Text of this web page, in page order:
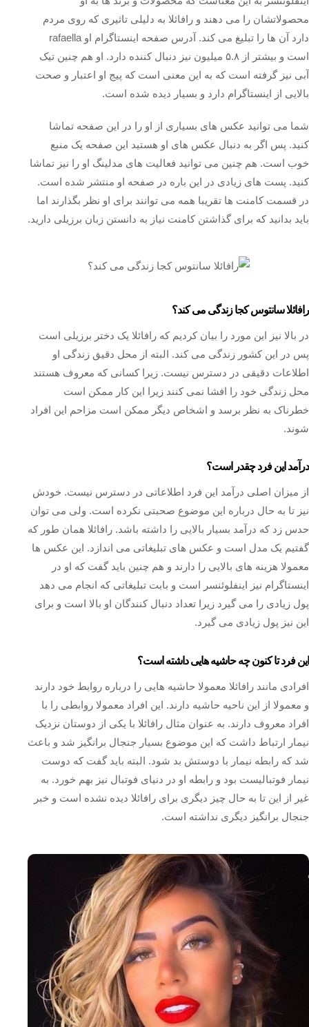
محصولاتشان را می دهند و رافائلا به دلیلی تاثیری که روی مردم
دارد آن ها را تبلیغ می کند. آدرس صفحه اینستاگرام او rafaella
است و بیشتر از ۵.۸ میلیون نیز دنبال کننده دارد. او هم چنین تیک
آبی نیز گرفته است که به این معنی است که پیج او اعتبار و صحت
بالایی از اینستاگرام دارد و بسیار دیده شده است.
شما می توانید عکس های بسیاری از او را در این صفحه تماشا
کنید. پس اگر به دنبال عکس های او هستید این صفحه یک منبع
خوب است. هم چنین می توانید فعالیت های مدلینگ او‌ را نیز تماشا
کنید. پست های زیادی در این باره در صفحه او منتشر شده است.
در قسمت کامنت ها تقریبا همه می توانند برای او نظر بگذارند اما
باید بدانید که برای گذاشتن کامنت نیاز به دانستن زبان برزیلی دارید.
رافائلا سانتوس کجا زندگی می کند؟
در بالا نیز این مورد را بیان کردیم که رافائلا یک دختر برزیلی است
پس در این کشور زندگی می کند. البته از محل دقیق زندگی او
اطلاعات دقیقی در دسترس نیست. زیرا کسانی که معروف هستند
محل زندگی خود را افشا نمی کنند زیرا این کار ممکن است
خطرناک به نظر برسد و اشخاص دیگر ممکن است مزاحم این افراد
شوند.
درآمد این فرد چقدر است؟
از میزان اصلی درآمد این فرد اطلاعاتی در دسترس نیست. خودش
نیز تا به حال درباره این موضوع صحبتی نکرده است. ولی می توان
حدس زد که درآمد بسیار بالایی را داشته باشد. رافائلا همان طور که
گفتیم یک مدل است و عکس های تبلیغاتی می اندازد. این عکس ها
معمولا هزینه های بالایی را دارند و هم چنین باید گفت که او در
اینستاگرام نیز اینفلوئنسر است و بابت تبلیغاتی که انجام می دهد
پول زیادی را می گیرد زیرا تعداد دنبال کنندگان او بالا است و برای
این نیز پول زیادی می گیرد.
این فرد تا کنون چه حاشیه هایی داشته است؟
افرادی مانند رافائلا معمولا حاشیه هایی را درباره روابط خود دارند
و معمولا از این ناحیه حاشیه دارند. این افراد معمولا روابطی را با
افراد معروف دارند. به عنوان مثال رافائلا با یکی از دوستان نزدیک
نیمار ارتباط داشت که این موضوع بسیار جنجال برانگیز شد و باعث
شد که رابطه نیمار با دوستش بد شود. البته باید گفت که دوست
نیمار فوتبالیست بود و رابطه او در دنیای فوتبال نیز بهم خورد. به
غیر از این تا به حال چیز دیگری برای رافائلا دیده نشده است و خبر
جنجال برانگیز دیگری نداشته است.